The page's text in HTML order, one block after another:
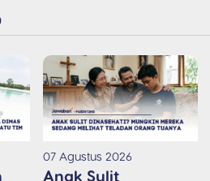
07 Agustus 2026
Anak Sulit